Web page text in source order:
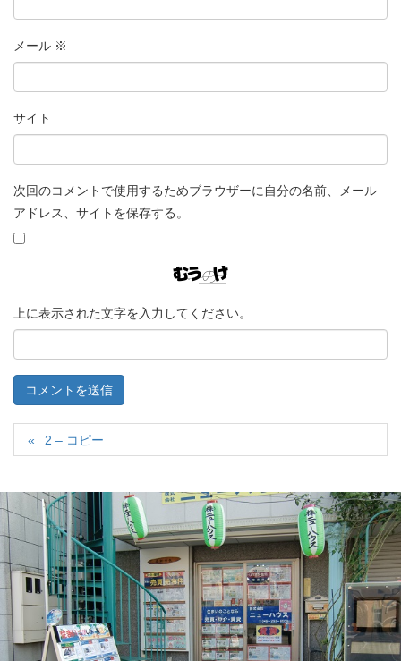
メール ※
サイト
次回のコメントで使用するためブラウザーに自分の名前、メール
アドレス、サイトを保存する。
上に表示された文字を入力してください。
2 – コピー